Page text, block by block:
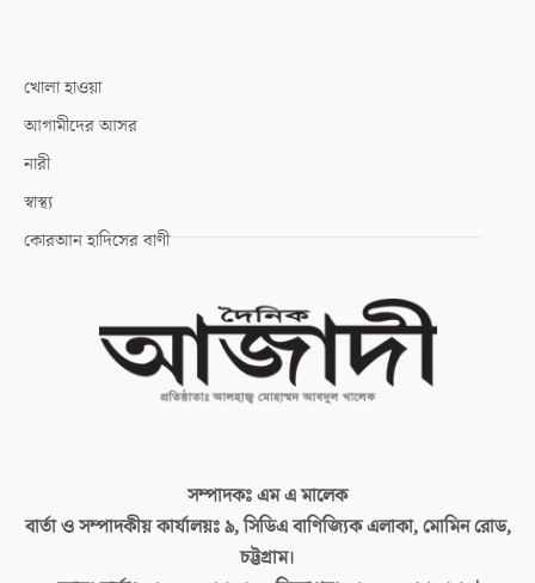
খোলা হাওয়া
আগামীদের আসর
নারী
স্বাস্থ্য
কোরআন হাদিসের বাণী
সম্পাদকঃএম এ মালেক
বার্তা ও সম্পাদকীয় কার্যালয়ঃ৯, সিডিএ বাণিজ্যিক এলাকা, মোমিন রোড,
চট্টগ্রাম।